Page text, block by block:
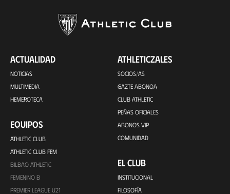
ACTUALIDAD
NOTICIAS
MULTIMEDIA
HEMEROTECA
EQUIPOS
ATHLETIC CLUB
ATHLETIC CLUB FEM
BILBAO ATHLETIC
FEMENINO B
PREMIER LEAGUE U21
ATHLETICZALES
SOCIOS/AS
GAZTE ABONOA
CLUB ATHLETIC
PEÑAS OFICIALES
ABONOS VIP
COMUNIDAD
EL CLUB
INSTITUCIONAL
FILOSOFÍA